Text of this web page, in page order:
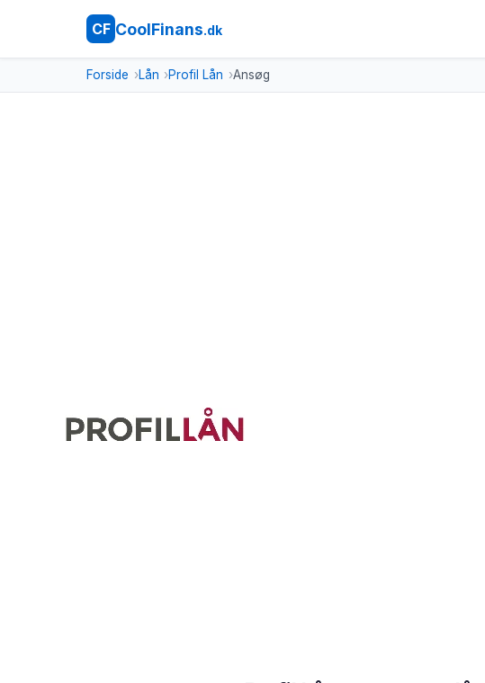
CF CoolFinans.dk
Forside Lån Profil Lån Ansøg